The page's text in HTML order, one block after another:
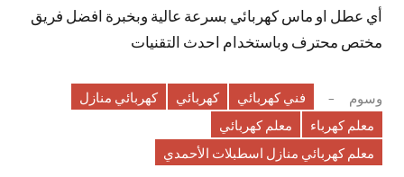
أي عطل او ماس كهربائي بسرعة عالية وبخبرة افضل فريق
مختص محترف وباستخدام احدث التقنيات
وسوم فني كهربائي كهربائي
كهربائي منازل
معلم كهرباء
معلم كهربائي
معلم كهربائي منازل اسطبلات الأحمدي